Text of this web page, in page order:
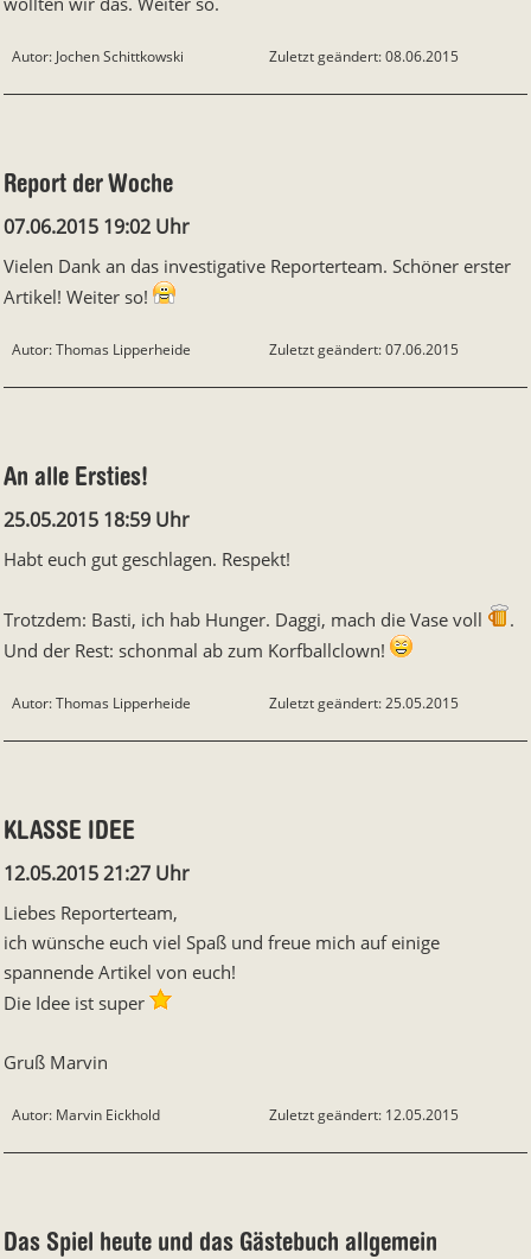
Autor: Jochen Schittkowski Zuletzt geändert: 08.06.2015
Report der Woche
07.06.2015 19:02 Uhr
Vielen Dank an das investigative Reporterteam. Schöner erster
Artikel! Weiter so!
Autor: Thomas Lipperheide Zuletzt geändert: 07.06.2015
An alle Ersties!
25.05.2015 18:59 Uhr
Habt euch gut geschlagen. Respekt!
Trotzdem: Basti, ich hab Hunger. Daggi, mach die Vase voll
.
Und der Rest: schonmal ab zum Korfballclown!
Autor: Thomas Lipperheide Zuletzt geändert: 25.05.2015
KLASSE IDEE
12.05.2015 21:27 Uhr
Liebes Reporterteam,
ich wünsche euch viel Spaß und freue mich auf einige
spannende Artikel von euch!
Die Idee ist super
Gruß Marvin
Autor: Marvin Eickhold Zuletzt geändert: 12.05.2015
Das Spiel heute und das Gästebuch allgemein